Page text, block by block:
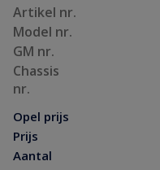
Artikel nr.
Model nr.
GM nr.
Chassis
nr.
Opel prijs
Prijs
Aantal